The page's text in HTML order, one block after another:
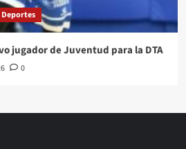
Deportes
jugador de Juventud para la DTA
0